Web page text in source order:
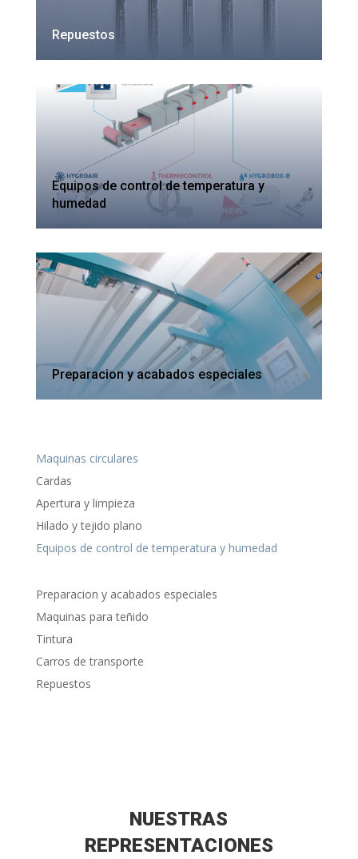
Repuestos
Equipos de control de temperatura y
humedad
Preparacion y acabados especiales
Maquinas circulares
Cardas
Apertura y limpieza
Hilado y tejido plano
Equipos de control de temperatura y humedad
Preparacion y acabados especiales
Maquinas para teñido
Tintura
Carros de transporte
Repuestos
NUESTRAS
REPRESENTACIONES